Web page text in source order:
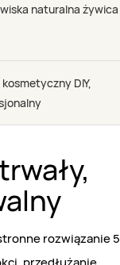
naturalna żywica
DIY,
rozwiązanie 5